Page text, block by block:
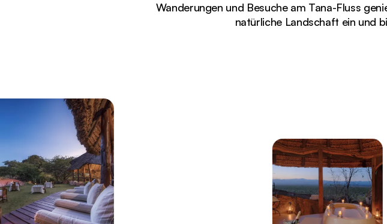
Wanderungen und Besuche am Tana-Fluss
natürliche Landschaft ein und